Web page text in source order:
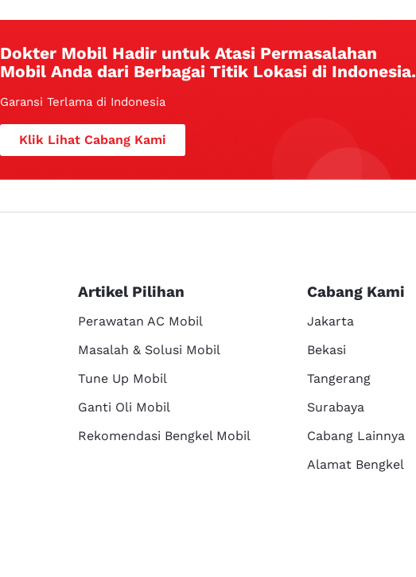
Dokter Mobil Hadir untuk Atasi Permasalahan
Mobil Anda dari Berbagai Titik Lokasi di Indonesia.
Garansi Terlama di Indonesia
Klik Lihat Cabang Kami
Artikel Pilihan
Perawatan AC Mobil
Masalah & Solusi Mobil
Tune Up Mobil
Ganti Oli Mobil
Rekomendasi Bengkel Mobil
Cabang Kami
Jakarta
Bekasi
Tangerang
Surabaya
Cabang Lainnya
Alamat Bengkel